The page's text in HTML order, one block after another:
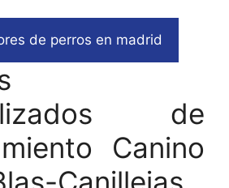
de perros en madrid
de
Canino
Canillejas